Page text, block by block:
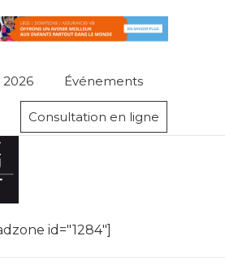
2026 Événements
Consultation en ligne
id="1284"]